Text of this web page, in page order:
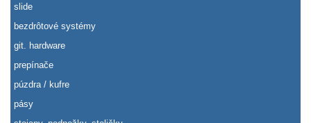
slide
bezdrôtové systémy
git. hardware
prepínače
púzdra / kufre
pásy